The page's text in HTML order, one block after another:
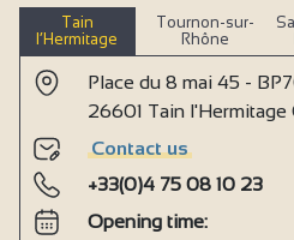
Tain
l’Hermitage
Tournon-sur-
Rhône
Place du 8 mai 45 -
26601 Tain l'Hermitage
Contact us
+33(0)4 75 08 10 23
Opening time: